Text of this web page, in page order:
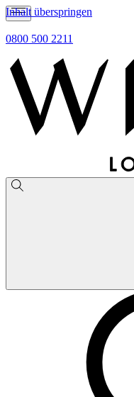
Inhalt überspringen
0800 500 2211